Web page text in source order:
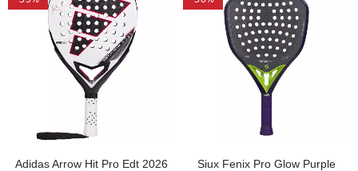
Adidas Arrow Hit Pro Edt 2026
Siux Fenix Pro Glow Purple